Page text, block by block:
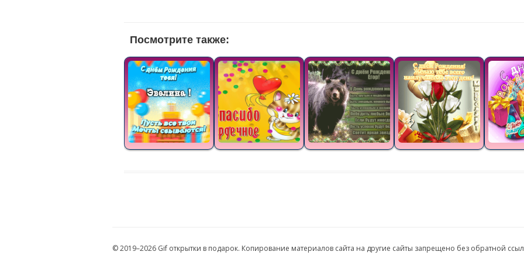
Посмотрите также:
© 2019–2026 Gif открытки в подарок. Копирование материалов сайта на другие сайты запрещено без обратной